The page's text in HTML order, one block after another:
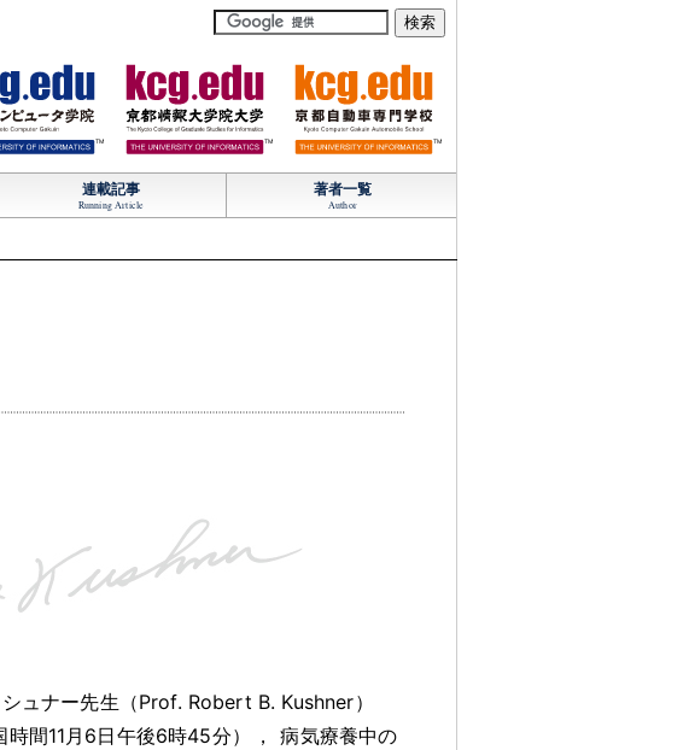
TM TM TM
連載記事
Running Article
著者一覧
Author
ュナー先生（Prof. Robert B. Kushner）
間11月6日午後6時45分） ，
病気療養中の